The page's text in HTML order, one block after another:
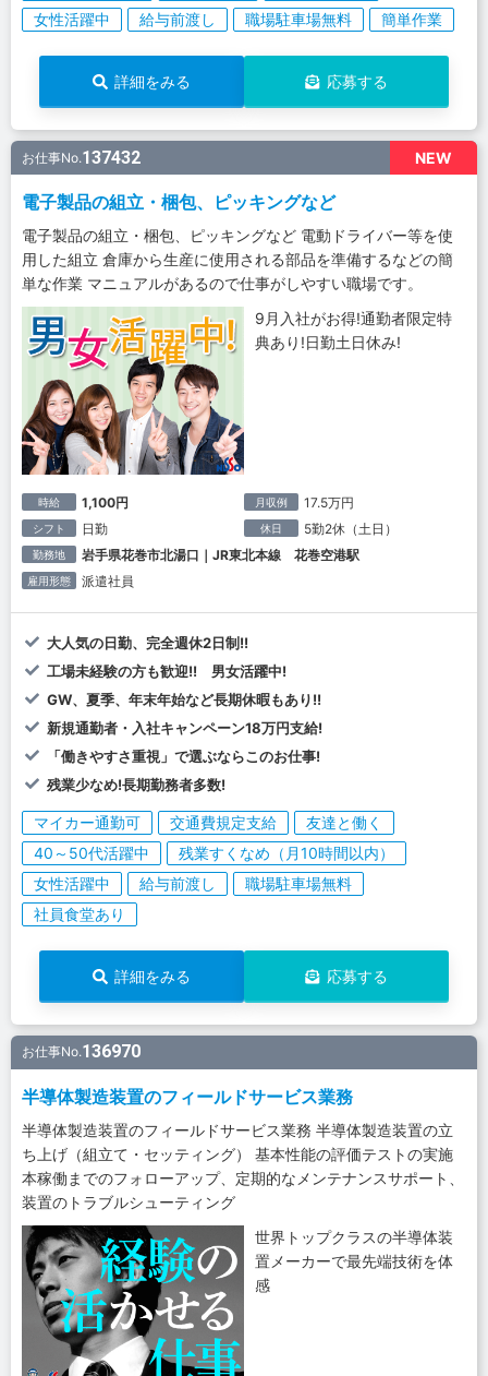
女性活躍中
給与前渡し 職場駐車場無料 簡単作業
詳細をみる 応募する
NEW
お仕事No.137432
電子製品の組立・梱包、ピッキングなど
電子製品の組立・梱包、ピッキングなど 電動ドライバー等を使
用した組立 倉庫から生産に使用される部品を準備するなどの簡
単な作業 マニュアルがあるので仕事がしやすい職場です。
9月入社がお得!通勤者限定特
典あり!日勤土日休み!
時給 1,100円 月収例 17.5万円
シフト 日勤 休日 5勤2休（土日）
勤務地 岩手県花巻市北湯口｜JR東北本線 花巻空港駅
雇用形態 派遣社員
大人気の日勤、完全週休2日制!!
工場未経験の方も歓迎!! 男女活躍中!
GW、夏季、年末年始など長期休暇もあり!!
新規通勤者・入社キャンペーン18万円支給!
「働きやすさ重視」で選ぶならこのお仕事!
残業少なめ!長期勤務者多数!
マイカー通勤可 交通費規定支給
友達と働く
40～50代活躍中
残業すくなめ（月10時間以内）
女性活躍中
給与前渡し
職場駐車場無料
社員食堂あり
詳細をみる 応募する
お仕事No.136970
半導体製造装置のフィールドサービス業務
半導体製造装置のフィールドサービス業務 半導体製造装置の立
ち上げ（組立て・セッティング） 基本性能の評価テストの実施
本稼働までのフォローアップ、定期的なメンテナンスサポート、
装置のトラブルシューティング
世界トップクラスの半導体装
置メーカーで最先端技術を体
感